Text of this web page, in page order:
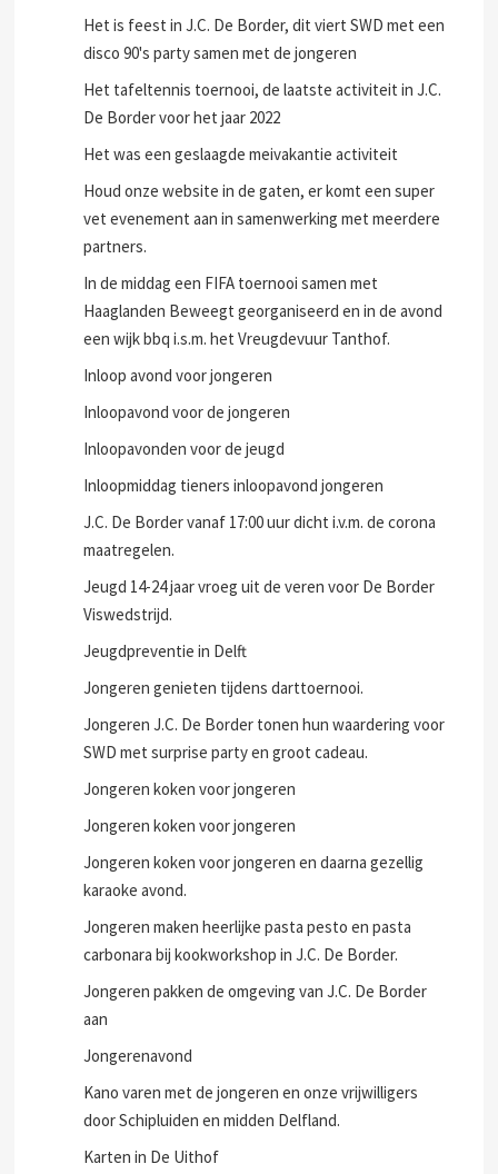
Het is feest in J.C. De Border, dit viert SWD met een
disco 90's party samen met de jongeren
Het tafeltennis toernooi, de laatste activiteit in J.C.
De Border voor het jaar 2022
Het was een geslaagde meivakantie activiteit
Houd onze website in de gaten, er komt een super
vet evenement aan in samenwerking met meerdere
partners.
In de middag een FIFA toernooi samen met
Haaglanden Beweegt georganiseerd en in de avond
een wijk bbq i.s.m. het Vreugdevuur Tanthof.
Inloop avond voor jongeren
Inloopavond voor de jongeren
Inloopavonden voor de jeugd
Inloopmiddag tieners inloopavond jongeren
J.C. De Border vanaf 17:00 uur dicht i.v.m. de corona
maatregelen.
Jeugd 14-24 jaar vroeg uit de veren voor De Border
Viswedstrijd.
Jeugdpreventie in Delft
Jongeren genieten tijdens darttoernooi.
Jongeren J.C. De Border tonen hun waardering voor
SWD met surprise party en groot cadeau.
Jongeren koken voor jongeren
Jongeren koken voor jongeren
Jongeren koken voor jongeren en daarna gezellig
karaoke avond.
Jongeren maken heerlijke pasta pesto en pasta
carbonara bij kookworkshop in J.C. De Border.
Jongeren pakken de omgeving van J.C. De Border
aan
Jongerenavond
Kano varen met de jongeren en onze vrijwilligers
door Schipluiden en midden Delfland.
Karten in De Uithof